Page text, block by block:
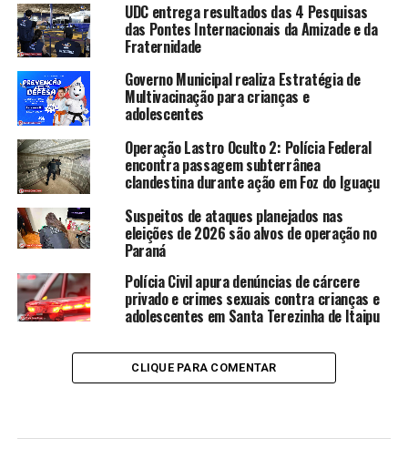
UDC entrega resultados das 4 Pesquisas
das Pontes Internacionais da Amizade e da
Fraternidade
Governo Municipal realiza Estratégia de
Multivacinação para crianças e
adolescentes
Operação Lastro Oculto 2: Polícia Federal
encontra passagem subterrânea
clandestina durante ação em Foz do Iguaçu
Suspeitos de ataques planejados nas
eleições de 2026 são alvos de operação no
Paraná
Polícia Civil apura denúncias de cárcere
privado e crimes sexuais contra crianças e
adolescentes em Santa Terezinha de Itaipu
CLIQUE PARA COMENTAR